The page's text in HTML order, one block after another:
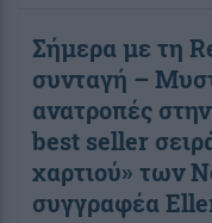
Σήμερα με τη
συνταγή –
ανατροπές
best seller
χαρτιού» των
συγγραφέα